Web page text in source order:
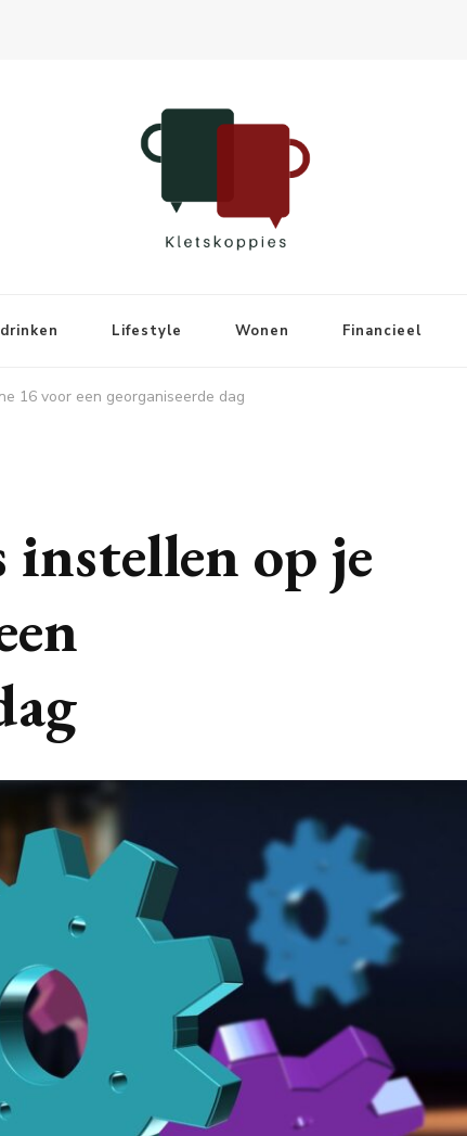
Lifestyle Wonen Financieel
16 voor een georganiseerde dag
op je